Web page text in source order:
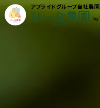
アプライドグループ自社農園